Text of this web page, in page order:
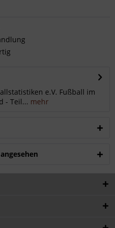
e.V. Fußball im
- Teil... mehr